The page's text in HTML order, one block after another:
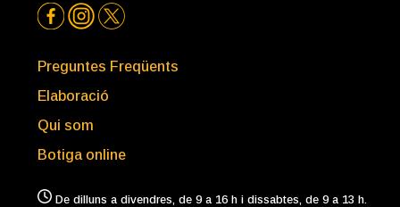
Preguntes Freqüents
Elaboració
Qui som
Botiga online
De dilluns a divendres, de 9 a 16 h i dissabtes, de 9 a 13 h.